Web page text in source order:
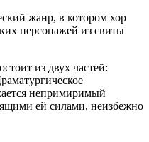
жанр, в котором хор
персонажей из свиты
из двух частей:
непримиримый
ей силами, неизбежно